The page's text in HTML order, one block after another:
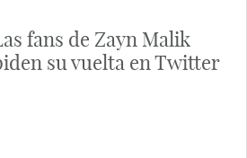
fans de Zayn Malik
su vuelta en Twitter